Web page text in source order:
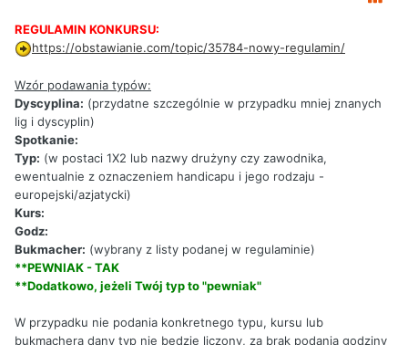
REGULAMIN KONKURSU:
https://obstawianie.com/topic/35784-nowy-regulamin/
Wzór podawania typów:
Dyscyplina: (przydatne szczególnie w przypadku mniej znanych
lig i dyscyplin)
Spotkanie:
Typ: (w postaci 1X2 lub nazwy drużyny czy zawodnika,
ewentualnie z oznaczeniem handicapu i jego rodzaju -
europejski/azjatycki)
Kurs:
Godz:
Bukmacher: (wybrany z listy podanej w regulaminie)
**PEWNIAK - TAK
**Dodatkowo, jeżeli Twój typ to "pewniak"
W przypadku nie podania konkretnego typu, kursu lub
bukmachera dany typ nie będzie liczony, za brak podania godziny